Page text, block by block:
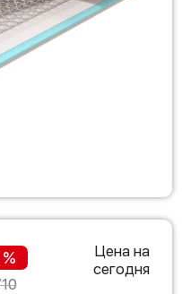
Цена на
сегодня